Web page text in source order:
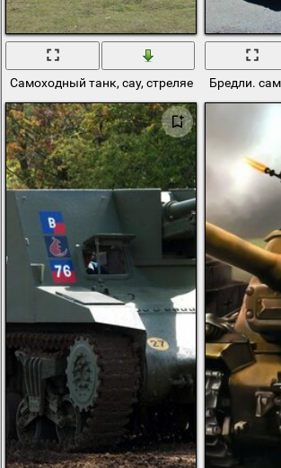
Самоходный танк, cay, стреляет в небо
Бредли.